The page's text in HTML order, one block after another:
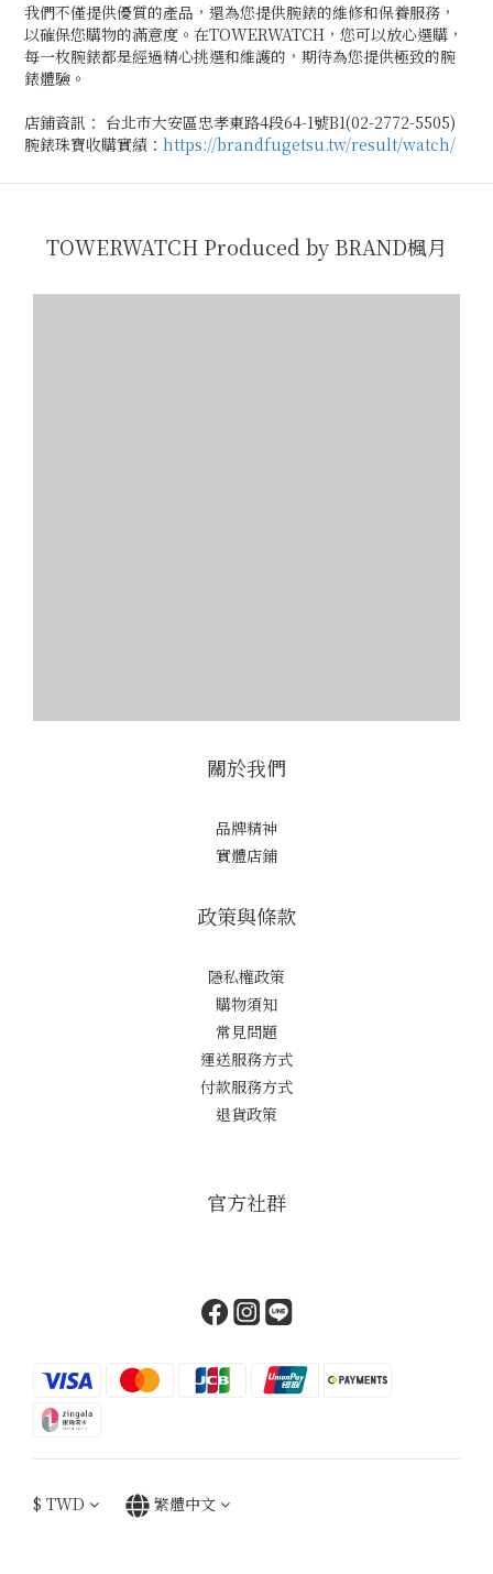
我們不僅提供優質的產品，還為您提供腕錶的維修和保養服務，
以確保您購物的滿意度。在TOWERWATCH，您可以放心選購，
每一枚腕錶都是經過精心挑選和維護的，期待為您提供極致的腕
錶體驗。
店鋪資訊： 台北市大安區忠孝東路4段64-1號B1(02-2772-5505)
腕錶珠寶收購實績： https://brandfugetsu.tw/result/watch/
TOWERWATCH Produced by BRAND楓月
關於我們
品牌精神
實體店鋪
政策與條款
隱私權政策
購物須知
常見問題
運送服務方式
付款服務方式
退貨政策
官方社群
$ TWD 繁體中文